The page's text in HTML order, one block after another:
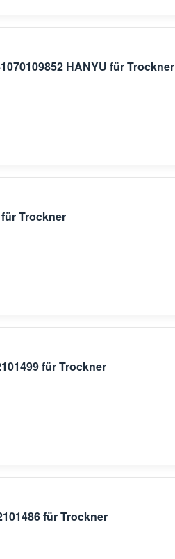
HANYU für Trockner
Trockner
für Trockner
für Trockner